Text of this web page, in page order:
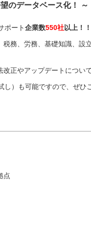
のデータベース化！ ～
ポート企業数550社以上！！
務、労務、基礎知識、設
正やアップデートについ
し）も可能ですので、ぜひ
点